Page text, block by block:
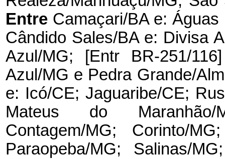
Entre Camaçari/BA e:
Cândido Sales/BA e: Divisa
Azul/MG; [Entr BR-251/
Azul/MG e Pedra Grande/
e: Icó/CE; Jaguaribe/CE;
Mateus do Maranhão/
Contagem/MG; Corinto/
Paraopeba/MG; Salinas/